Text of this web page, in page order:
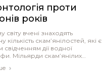
проти
років
світу вчені знаходять
кількість скам’янілостей, які є
свідченням дії водної
Мільярди скам’янілих
в так званих «захороненнях»,